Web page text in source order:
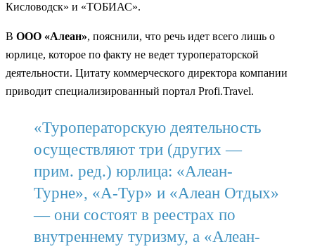
Кисловодск» и «ТОБИАС».
В ООО «Алеан», пояснили, что речь идет всего лишь о
юрлице, которое по факту не ведет туроператорской
деятельности. Цитату коммерческого директора компании
приводит специализированный портал Profi.Travel.
«Туроператорскую деятельность
осуществляют три (других —
прим. ред.) юрлица: «Алеан-
Турне», «А-Тур» и «Алеан Отдых»
— они состоят в реестрах по
внутреннему туризму, а «Алеан-